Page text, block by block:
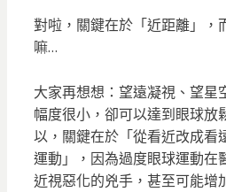
對啦，關鍵在於「近距離」，
嘛…
大家再想想：望遠凝視、望星
幅度很小，卻可以達到眼球放
以，關鍵在於「從看近改成看
運動」，因為過度眼球運動在
近視惡化的兇手，甚至可能增